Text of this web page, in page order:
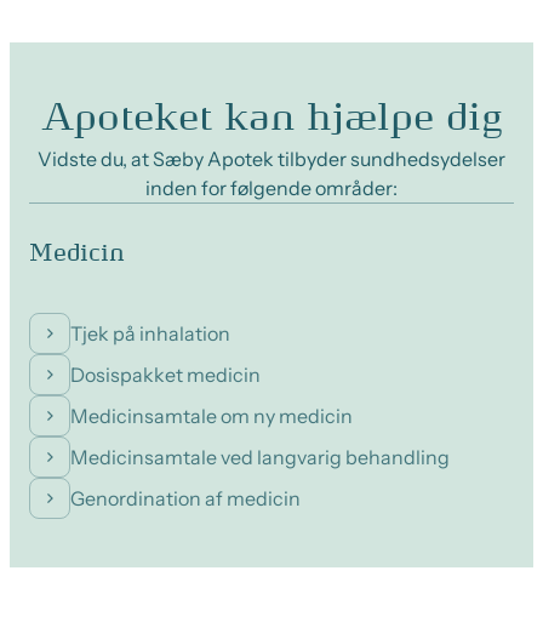
Apoteket kan hjælpe dig
Vidste du, at Sæby Apotek tilbyder sundhedsydelser
inden for følgende områder:
Medicin
Tjek på inhalation
Dosispakket medicin
Medicinsamtale om ny medicin
Medicinsamtale ved langvarig behandling
Genordination af medicin